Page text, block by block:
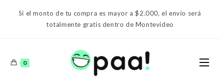
Si el monto de tu compra es mayor a $2.000, el envío será
totalmente gratis dentro de Montevideo
0